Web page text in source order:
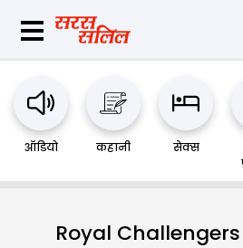
ऑडियो कहानी सेक्स
Royal